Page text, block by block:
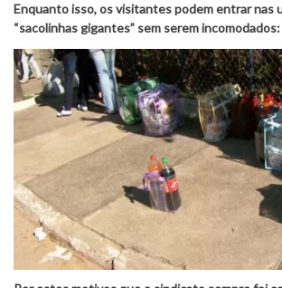
Enquanto isso, os visitantes podem entrar nas
“sacolinhas gigantes” sem serem incomodados: